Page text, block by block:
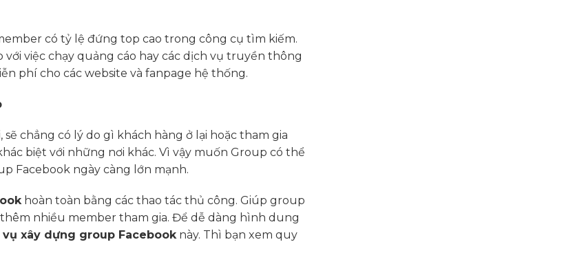
có tỷ lệ đứng top cao trong công cụ tìm kiếm.
việc chạy quảng cáo hay các dịch vụ truyền thông
phí cho các website và fanpage hệ thống.
chẳng có lý do gì khách hàng ở lại hoặc tham gia
biệt với những nơi khác. Vì vậy muốn Group có thể
Facebook ngày càng lớn mạnh.
hoàn toàn bằng các thao tác thủ công. Giúp group
nhiều member tham gia. Để dễ dàng hình dung
vụ xây dựng group Facebook này. Thì bạn xem quy